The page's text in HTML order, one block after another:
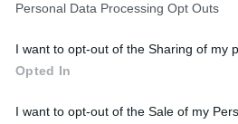
Personal Data Processing Opt Outs
I want to opt-out of the Sharing of my
Opted In
I want to opt-out of the Sale of my